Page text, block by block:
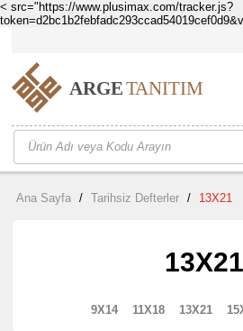
< src="https://www.plusimax.com/tracker.js?
Ana Sayfa / Tarihsiz Defterler / 13X21
13X21
9X14 11X18 13X21